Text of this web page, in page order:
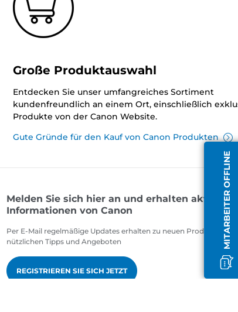
MITARBEITER OFFLINE
Große Produktauswahl
Entdecken Sie unser umfangreiches Sortiment
kundenfreundlich an einem Ort, einschließlich
Produkte von der Canon Website.
Gute Gründe für den Kauf von Canon Produkten
Melden Sie sich hier an und erhalten aktuelle
Informationen von Canon
Per E-Mail regelmäßige Updates erhalten zu neuen Produkten,
nützlichen Tipps und Angeboten
REGISTRIEREN SIE SICH JETZT